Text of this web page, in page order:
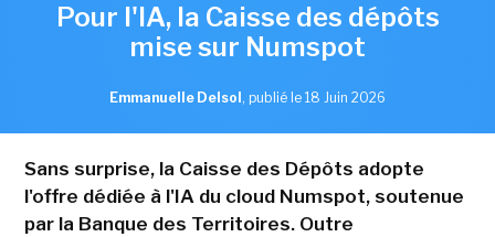
Pour l'IA, la Caisse des dépôts
mise sur Numspot
Emmanuelle Delsol , publié le 18 Juin 2026
Sans surprise, la Caisse des Dépôts adopte
l'offre dédiée à l'IA du cloud Numspot, soutenue
par la Banque des Territoires. Outre